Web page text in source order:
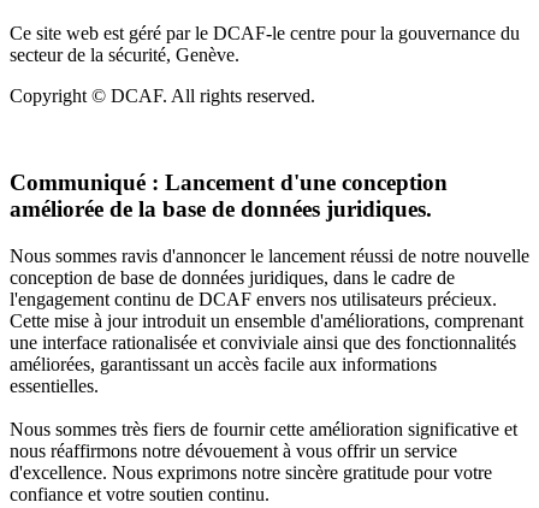
Ce site web est géré par le DCAF-le centre pour la gouvernance du
secteur de la sécurité, Genève.
Copyright © DCAF. All rights reserved.
Communiqué : Lancement d'une conception
améliorée de la base de données juridiques.
Nous sommes ravis d'annoncer le lancement réussi de notre nouvelle
conception de base de données juridiques, dans le cadre de
l'engagement continu de DCAF envers nos utilisateurs précieux.
Cette mise à jour introduit un ensemble d'améliorations, comprenant
une interface rationalisée et conviviale ainsi que des fonctionnalités
améliorées, garantissant un accès facile aux informations
essentielles.
Nous sommes très fiers de fournir cette amélioration significative et
nous réaffirmons notre dévouement à vous offrir un service
d'excellence. Nous exprimons notre sincère gratitude pour votre
confiance et votre soutien continu.